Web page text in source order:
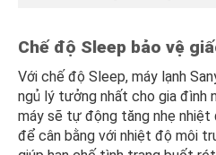
Chế độ Sleep bảo vệ
Với chế độ Sleep, máy lạnh
ngủ lý tưởng nhất cho gia đình
máy sẽ tự động tăng nhẹ nhiệt
để cân bằng với nhiệt độ môi